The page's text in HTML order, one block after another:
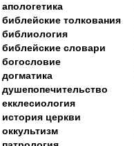
апологетика
библейские толкования
библиология
библейские словари
богословие
догматика
душепопечительство
екклесиология
история церкви
оккультизм